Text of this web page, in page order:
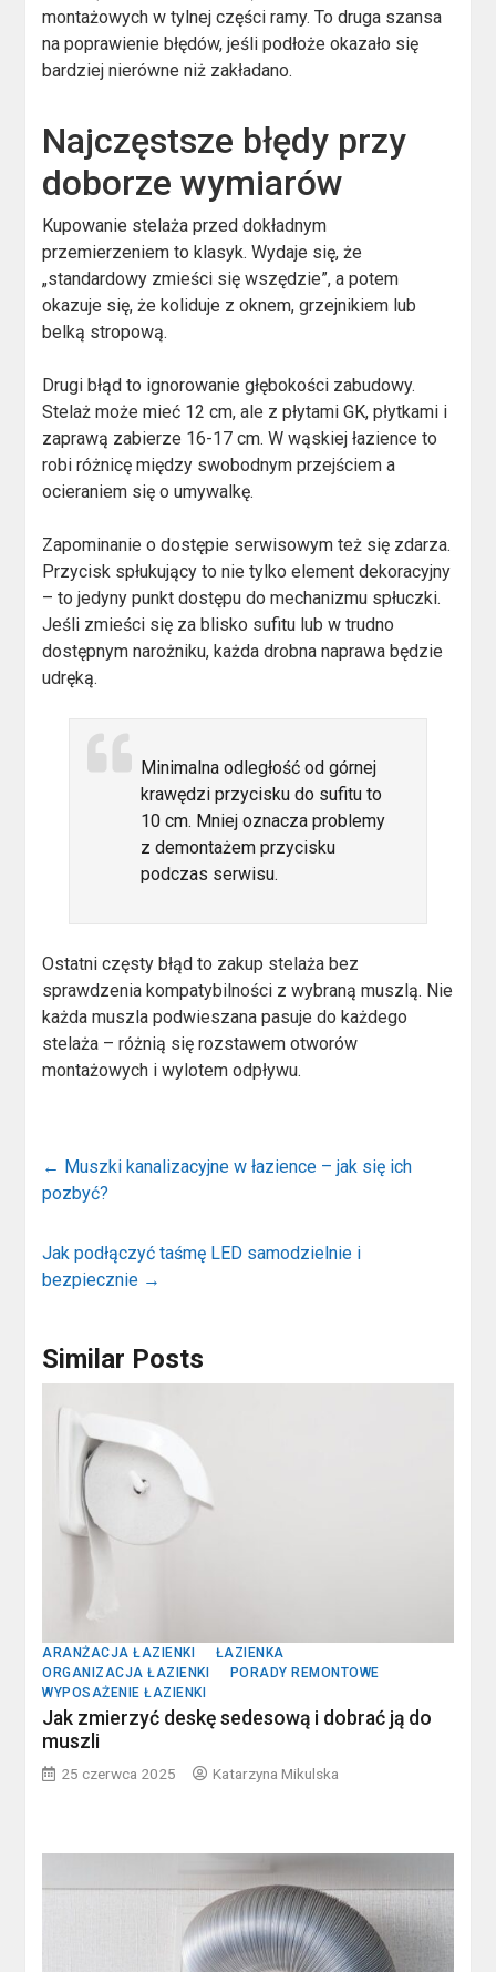
montażowych w tylnej części ramy. To druga szansa
na poprawienie błędów, jeśli podłoże okazało się
bardziej nierówne niż zakładano.
Najczęstsze błędy przy
doborze wymiarów
Kupowanie stelaża przed dokładnym
przemierzeniem to klasyk. Wydaje się, że
„standardowy zmieści się wszędzie”, a potem
okazuje się, że koliduje z oknem, grzejnikiem lub
belką stropową.
Drugi błąd to ignorowanie głębokości zabudowy.
Stelaż może mieć 12 cm, ale z płytami GK, płytkami i
zaprawą zabierze 16-17 cm. W wąskiej łazience to
robi różnicę między swobodnym przejściem a
ocieraniem się o umywalkę.
Zapominanie o dostępie serwisowym też się zdarza.
Przycisk spłukujący to nie tylko element dekoracyjny
– to jedyny punkt dostępu do mechanizmu spłuczki.
Jeśli zmieści się za blisko sufitu lub w trudno
dostępnym narożniku, każda drobna naprawa będzie
udręką.
Minimalna odległość od górnej
krawędzi przycisku do sufitu to
10 cm. Mniej oznacza problemy
z demontażem przycisku
podczas serwisu.
Ostatni częsty błąd to zakup stelaża bez
sprawdzenia kompatybilności z wybraną muszlą. Nie
każda muszla podwieszana pasuje do każdego
stelaża – różnią się rozstawem otworów
montażowych i wylotem odpływu.
← Muszki kanalizacyjne w łazience – jak się ich
pozbyć?
Jak podłączyć taśmę LED samodzielnie i
bezpiecznie →
Similar Posts
ARANŻACJA ŁAZIENKI
ŁAZIENKA
ORGANIZACJA ŁAZIENKI
PORADY REMONTOWE
WYPOSAŻENIE ŁAZIENKI
Jak zmierzyć deskę sedesową i dobrać ją do
muszli
25 czerwca 2025 Katarzyna Mikulska